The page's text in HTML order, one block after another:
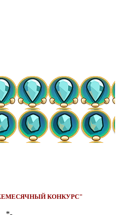
КОНКУРС"